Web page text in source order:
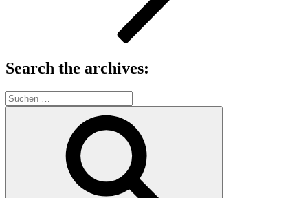
Search the archives:
Suche
nach: